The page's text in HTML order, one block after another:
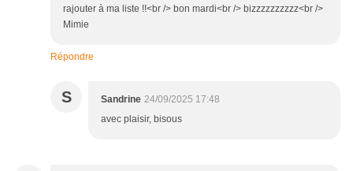
rajouter à ma liste !!<br /> bon mardi<br /> bizzzzzzzzzz<br />
Mimie
Répondre
S Sandrine 24/09/2025 17:48
avec plaisir, bisous